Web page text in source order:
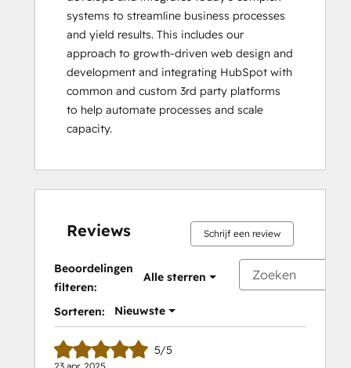
systems to streamline business processes
and yield results. This includes our
approach to growth-driven web design and
development and integrating HubSpot with
common and custom 3rd party platforms
to help automate processes and scale
capacity.
Reviews Schrijf een review
Beoordelingen
filteren:
Alle sterren
Sorteren: Nieuwste
5/5